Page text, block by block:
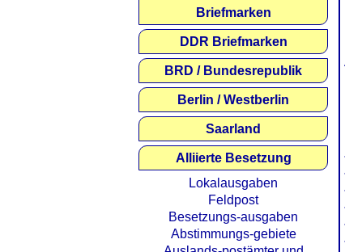
Briefmarken
DDR Briefmarken
BRD / Bundesrepublik
Berlin / Westberlin
Saarland
Alliierte Besetzung
Lokalausgaben
Feldpost
Besetzungs-ausgaben
Abstimmungs-gebiete